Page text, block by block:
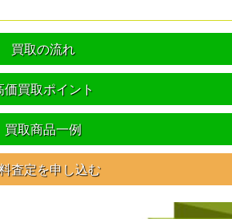
買取の流れ
価買取ポイント
買取商品一例
査定を申し込む